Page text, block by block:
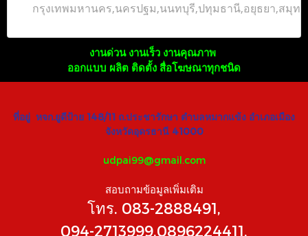
กรุงเทพมหานคร,นครปฐม,นนทบุรี,ปทุมธานี,อยุธยา,สมุท
งานด่วน งานเร็ว งานคุณภาพ
ออกแบบ ผลิต ติดตั้ง สื่อโฆษณาทุกชนิด
ที่อยู่ หจก.ยูดีป้าย 148/11 ถ.ประชารักษา ตำบลหมากแข้ง อำเภอเมือง
จังหวัดอุดรธานี 41000
udpai99@gmail.com
สอบถามข้อมูลเพิ่มเติม
โทร. 083-2888491,
094-2713999,0896224411,